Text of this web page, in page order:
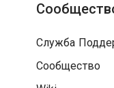
Служба
Сообщество